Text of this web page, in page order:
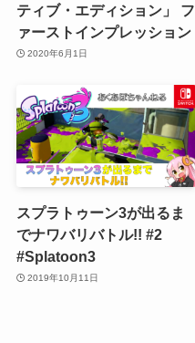
ティブ・エディション」 フ
ァーストインプレッション
2020年6月1日
スプラトゥーン3が出るま
でナワバリバトル!! #2
#Splatoon3
2019年10月11日